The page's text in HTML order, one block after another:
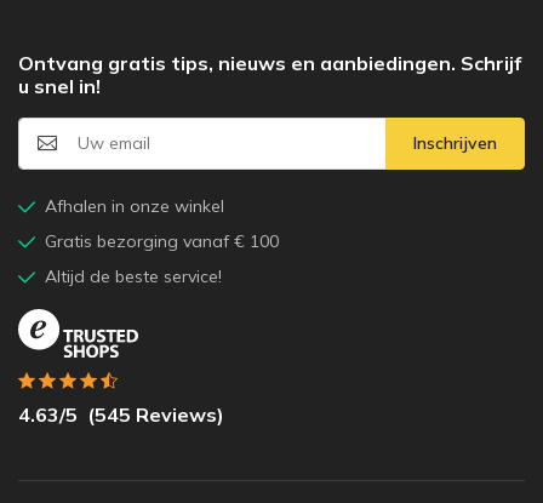
Ontvang gratis tips, nieuws en aanbiedingen. Schrijf
u snel in!
Inschrijven
Afhalen in onze winkel
Gratis bezorging vanaf € 100
Altijd de beste service!
4.63/5 (545 Reviews)